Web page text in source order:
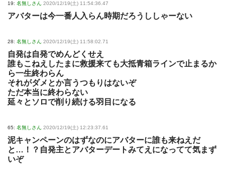
19: 名無しさん 2020/12/19(土) 11:54:36.47
アバターは今一番人入らん時期だろうししゃーない
28: 名無しさん 2020/12/19(土) 11:58:02.71
自発は自発でめんどくせえ
誰もこねえしたまに救援来ても大抵青箱ラインで止まるか
ら一生終わらん
それがダメとか言うつもりはないぞ
ただ本当に終わらない
延々とソロで削り続ける羽目になる
65: 名無しさん 2020/12/19(土) 12:23:37.61
泥キャンペーンのはずなのにアバターに誰も来ねえだ
と…！？自発主とアバターデートみてえになってて気まず
いぞ